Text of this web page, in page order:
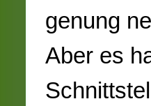
genung
Aber es